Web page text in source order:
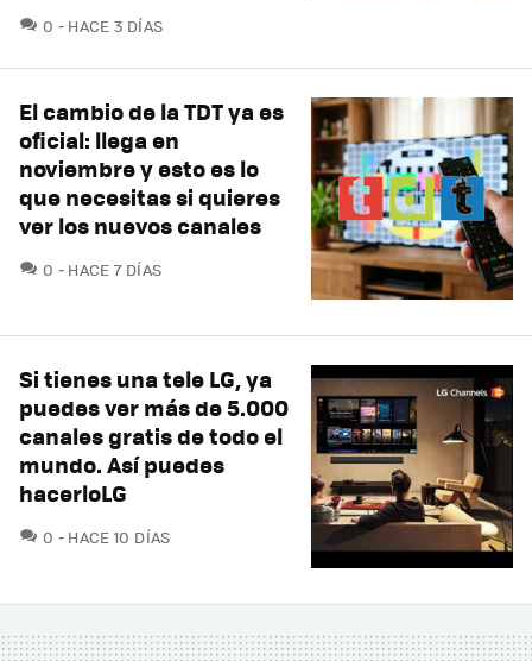
0 COMENTARIOS
HACE 3 DÍAS
El cambio de la TDT ya es
oficial: llega en
noviembre y esto es lo
que necesitas si quieres
ver los nuevos canales
0 COMENTARIOS
HACE 7 DÍAS
Si tienes una tele LG, ya
puedes ver más de 5.000
canales gratis de todo el
mundo. Así puedes
hacerloLG
0 COMENTARIOS
HACE 10 DÍAS